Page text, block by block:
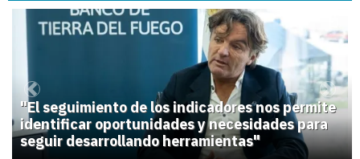
1
"El seguimiento de los indicadores nos permite
identificar oportunidades y necesidades para
seguir desarrollando herramientas"
Previous Next